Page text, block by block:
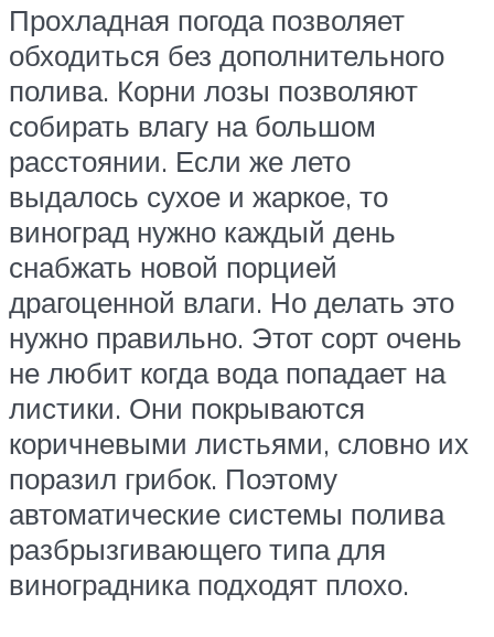
Прохладная погода позволяет
обходиться без дополнительного
полива. Корни лозы позволяют
собирать влагу на большом
расстоянии. Если же лето
выдалось сухое и жаркое, то
виноград нужно каждый день
снабжать новой порцией
драгоценной влаги. Но делать это
нужно правильно. Этот сорт очень
не любит когда вода попадает на
листики. Они покрываются
коричневыми листьями, словно их
поразил грибок. Поэтому
автоматические системы полива
разбрызгивающего типа для
виноградника подходят плохо.